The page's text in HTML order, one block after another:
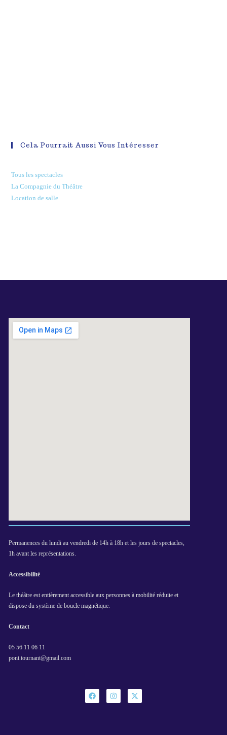
Cela Pourrait Aussi Vous Intéresser
Tous les spectacles
La Compagnie du Théâtre
Location de salle
Permanences du lundi au vendredi de 14h à 18h et les jours de spectacles,
1h avant les représentations.
Accessibilité
Le théâtre est entièrement accessible aux personnes à mobilité réduite et
dispose du système de boucle magnétique.
Contact
05 56 11 06 11
pont.tournant@gmail.com